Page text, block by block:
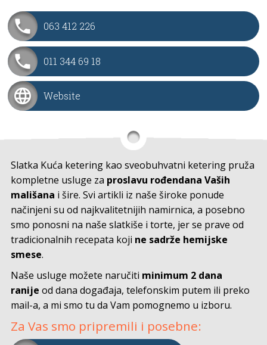
063 412 226
011 344 69 18
Website
Slatka Kuća ketering kao sveobuhvatni ketering pruža
kompletne usluge za proslavu rođendana Vaših
mališana i šire. Svi artikli iz naše široke ponude
načinjeni su od najkvalitetnijih namirnica, a posebno
smo ponosni na naše slatkiše i torte, jer se prave od
tradicionalnih recepata koji ne sadrže hemijske
smese.
Naše usluge možete naručiti minimum 2 dana
ranije od dana događaja, telefonskim putem ili preko
mail-a, a mi smo tu da Vam pomognemo u izboru.
Za Vas smo pripremili i posebne: